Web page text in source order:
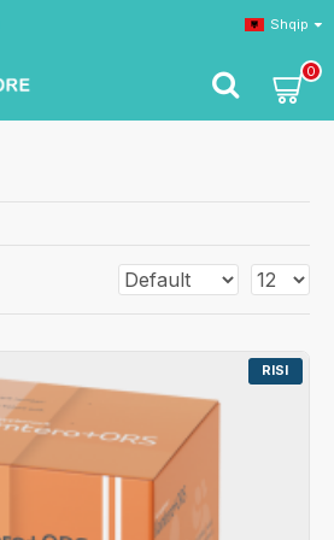
Shqip
0
RISI